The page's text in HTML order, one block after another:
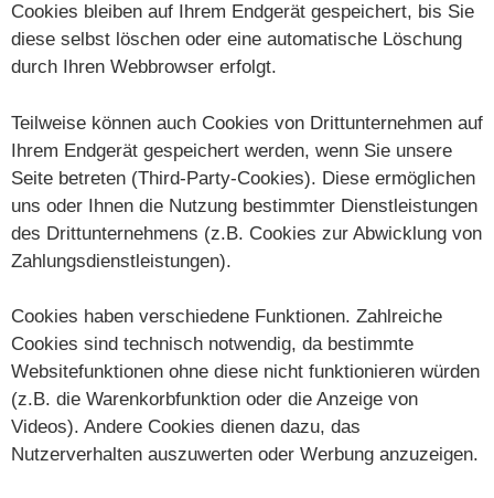
Cookies bleiben auf Ihrem Endgerät gespeichert, bis Sie
diese selbst löschen oder eine automatische Löschung
durch Ihren Webbrowser erfolgt.
Teilweise können auch Cookies von Drittunternehmen auf
Ihrem Endgerät gespeichert werden, wenn Sie unsere
Seite betreten (Third-Party-Cookies). Diese ermöglichen
uns oder Ihnen die Nutzung bestimmter Dienstleistungen
des Drittunternehmens (z.B. Cookies zur Abwicklung von
Zahlungsdienstleistungen).
Cookies haben verschiedene Funktionen. Zahlreiche
Cookies sind technisch notwendig, da bestimmte
Websitefunktionen ohne diese nicht funktionieren würden
(z.B. die Warenkorbfunktion oder die Anzeige von
Videos). Andere Cookies dienen dazu, das
Nutzerverhalten auszuwerten oder Werbung anzuzeigen.